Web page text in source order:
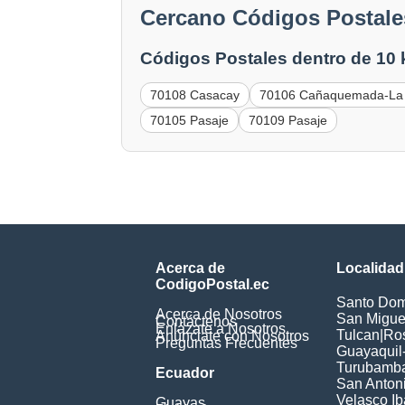
Cercano Códigos
Códigos Postales dentro de 10
70108 Casacay
70106 Cañaquemada-
70105 Pasaje
70109 Pasaje
Acerca de
CodigoPostal.ec
Acerca de Nosotros
Contáctenos
Enlázate a Nosotros
Anúnciate con Nosotros
Preguntas Frecuentes
Ecuador
Santo
San
Tulcan
San
Velasco